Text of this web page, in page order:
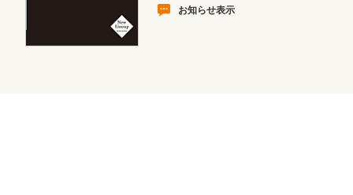
お知らせ表示